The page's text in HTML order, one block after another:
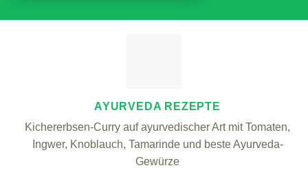
AYURVEDA REZEPTE
Kichererbsen-Curry auf ayurvedischer Art mit Tomaten,
Ingwer, Knoblauch, Tamarinde und beste Ayurveda-
Gewürze